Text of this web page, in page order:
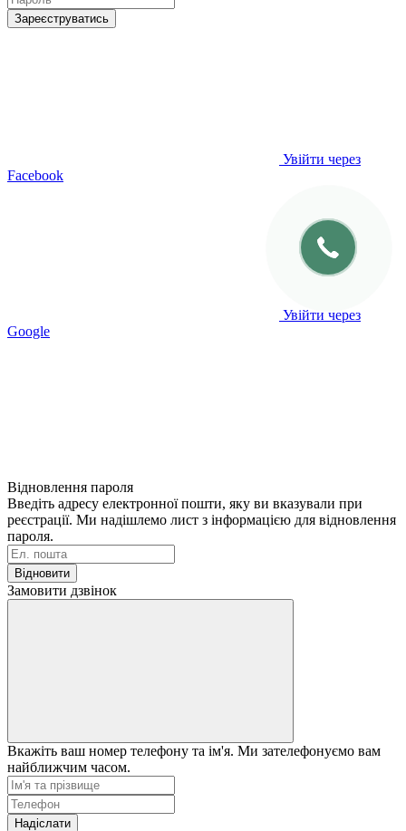
Зареєструватись
Увійти через
Facebook
Увійти через
Google
Відновлення пароля
Введіть адресу електронної пошти, яку ви вказували при
реєстрації. Ми надішлемо лист з інформацією для відновлення
пароля.
Відновити
Замовити дзвінок
Вкажіть ваш номер телефону та ім'я. Ми зателефонуємо вам
найближчим часом.
Надіслати